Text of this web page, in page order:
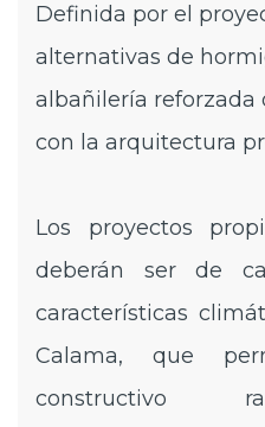
Definida por el
alternativas de
albañilería reforzada
con la arquitectura
Los proyectos
deberán ser de
características
Calama, que
constructivo